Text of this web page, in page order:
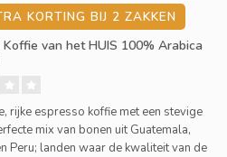
KORTING BIJ 2 ZAKKEN
van het HUIS 100% Arabica
rijke espresso koffie met een stevige
mix van bonen uit Guatemala,
Peru; landen waar de kwaliteit van de